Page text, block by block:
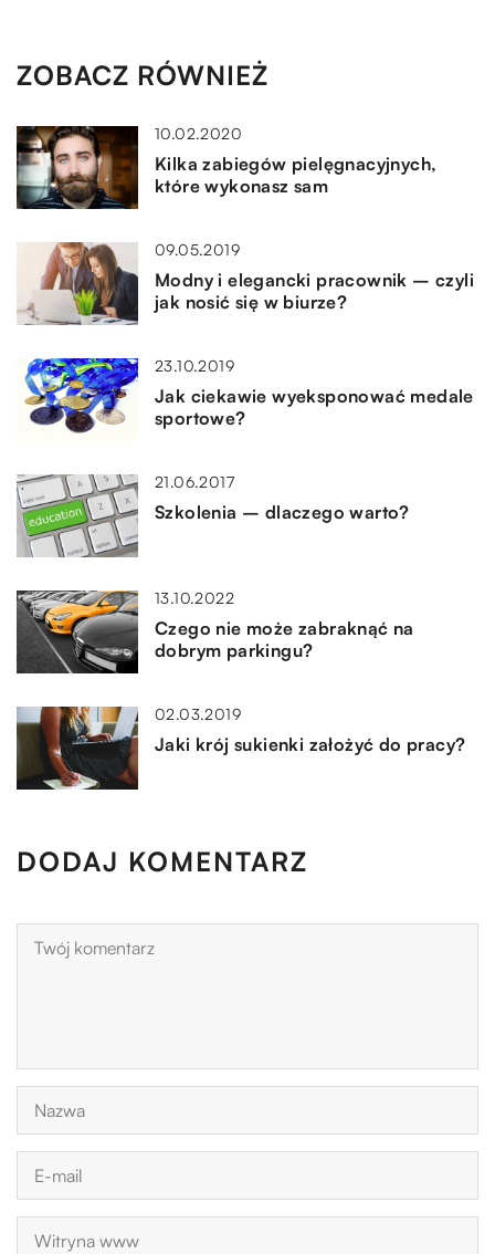
ZOBACZ RÓWNIEŻ
10.02.2020
Kilka zabiegów pielęgnacyjnych,
które wykonasz sam
09.05.2019
Modny i elegancki pracownik – czyli
jak nosić się w biurze?
23.10.2019
Jak ciekawie wyeksponować medale
sportowe?
21.06.2017
Szkolenia – dlaczego warto?
13.10.2022
Czego nie może zabraknąć na
dobrym parkingu?
02.03.2019
Jaki krój sukienki założyć do pracy?
DODAJ KOMENTARZ